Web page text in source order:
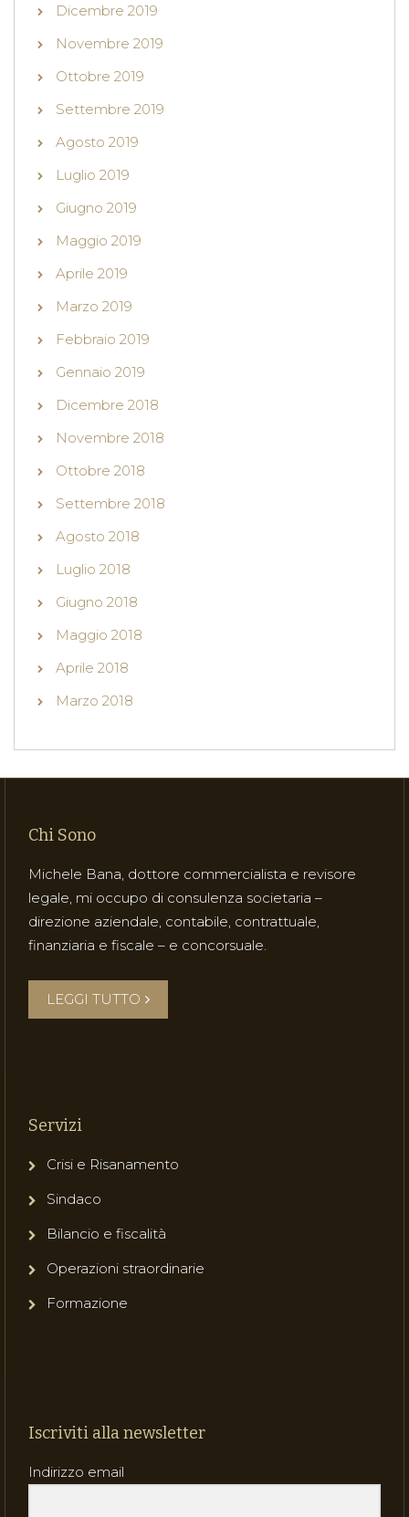
Dicembre 2019
Novembre 2019
Ottobre 2019
Settembre 2019
Agosto 2019
Luglio 2019
Giugno 2019
Maggio 2019
Aprile 2019
Marzo 2019
Febbraio 2019
Gennaio 2019
Dicembre 2018
Novembre 2018
Ottobre 2018
Settembre 2018
Agosto 2018
Luglio 2018
Giugno 2018
Maggio 2018
Aprile 2018
Marzo 2018
Chi Sono
Michele Bana, dottore commercialista e revisore
legale, mi occupo di consulenza societaria –
direzione aziendale, contabile, contrattuale,
finanziaria e fiscale – e concorsuale.
LEGGI TUTTO
Servizi
Crisi e Risanamento
Sindaco
Bilancio e fiscalità
Operazioni straordinarie
Formazione
Iscriviti alla newsletter
Indirizzo email